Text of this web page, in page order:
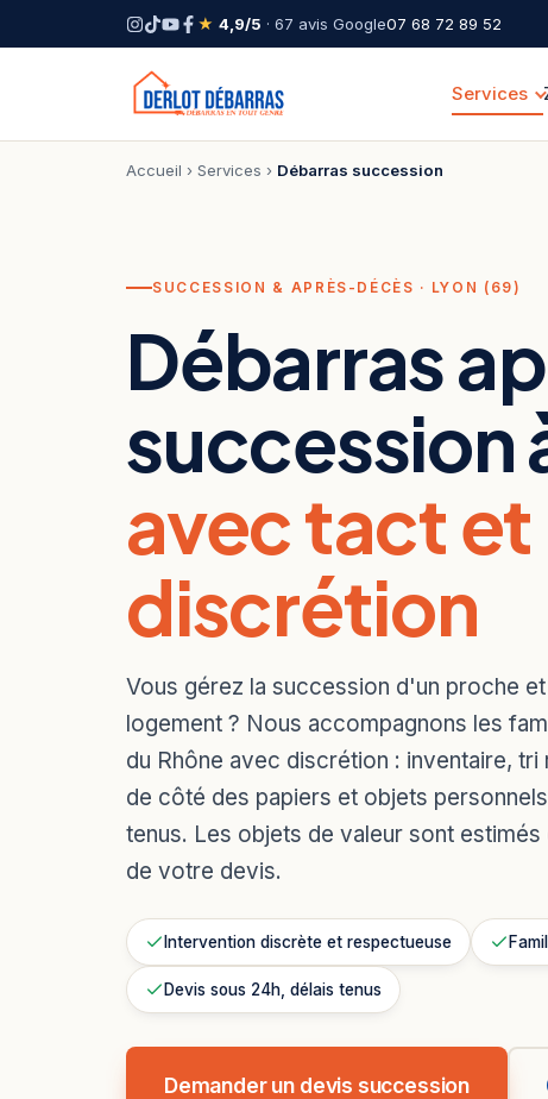
★ 4,9/5 · 67 avis Google07 68 72 89 52
Services
Accueil › Services › Débarras succession
SUCCESSION & APRÈS-DÉCÈS · LYON (69)
Débarras
succession
avec tact et
discrétion
Vous gérez la succession d'un proche
logement ? Nous accompagnons les
du Rhône avec discrétion : inventaire,
de côté des papiers et objets
tenus. Les objets de valeur sont
de votre devis.
Intervention discrète et respectueuse
Devis sous 24h, délais tenus
Demander un devis succession